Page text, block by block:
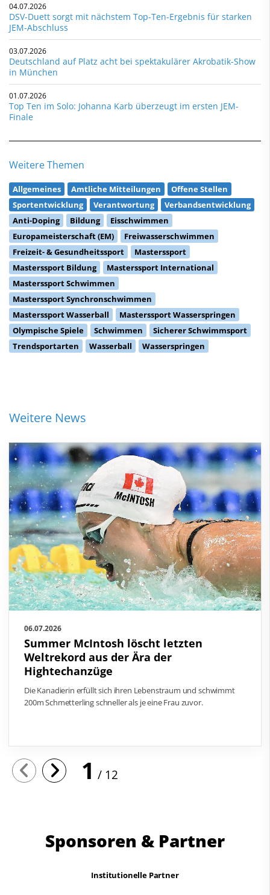
04.07.2026
DSV-Duett sorgt mit nächstem Top-Ten-Ergebnis für starken
JEM-Abschluss
03.07.2026
Deutschland auf Platz acht bei spektakulärer Akrobatik-Show
in München
01.07.2026
Top Ten im Solo: Johanna Karb überzeugt im ersten JEM-
Finale
Weitere Themen
Allgemeines Amtliche Mitteilungen
Offene Stellen
Sportentwicklung
Verantwortung
Verbandsentwicklung
Anti-Doping
Bildung
Eisschwimmen
Europameisterschaft (EM)
Freiwasserschwimmen
Freizeit- & Gesundheitssport
Masterssport
Masterssport Bildung
Masterssport International
Masterssport Schwimmen
Masterssport Synchronschwimmen
Masterssport Wasserball
Masterssport Wasserspringen
Olympische Spiele
Schwimmen
Sicherer Schwimmsport
Trendsportarten
Wasserball Wasserspringen
Weitere News
06.07.2026
Summer McIntosh löscht letzten
Weltrekord aus der Ära der
Hightechanzüge
Die Kanadierin erfüllt sich ihren Lebenstraum und schwimmt
200m Schmetterling schneller als je eine Frau zuvor.
1 12
Sponsoren & Partner
Institutionelle Partner